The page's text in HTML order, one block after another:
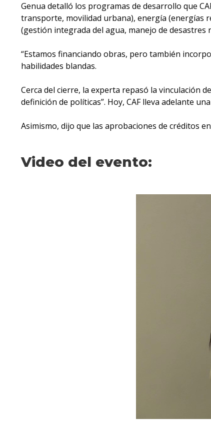
Genua detalló los programas de desarrollo que
transporte, movilidad urbana), energía (energías
(gestión integrada del agua, manejo de desastres
“Estamos financiando obras, pero también
habilidades blandas.
Cerca del cierre, la experta repasó la vinculación
definición de políticas”. Hoy, CAF lleva adelante
Asimismo, dijo que las aprobaciones de créditos
Video del evento: